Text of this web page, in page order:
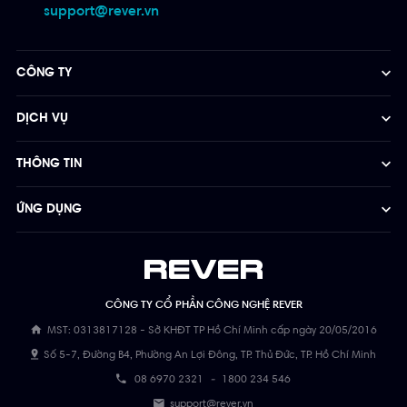
support@rever.vn
CÔNG TY CỔ PHẦN CÔNG NGHỆ REVER
MST: 0313817128 - Sở KHĐT TP Hồ Chí Minh cấp ngày 20/05/2016
Số 5-7, Đường B4, Phường An Lợi Đông, TP. Thủ Đức, TP. Hồ Chí Minh
08 6970 2321 - 1800 234 546
support@rever.vn
CÔNG TY
DỊCH VỤ
THÔNG TIN
ỨNG DỤNG